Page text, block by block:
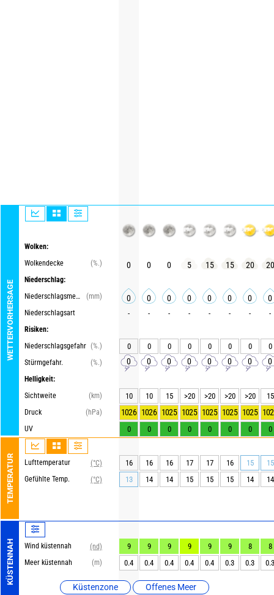
WETTERVORHERSAGE
Wolken:
Wolkendecke
(%.)
Niederschlag:
Niederschlagsmenge
(mm)
Niederschlagsart
Risiken:
Niederschlagsgefahr (%.)
Stürmgefahr.
(%.)
Helligkeit:
Sichtweite
(km)
Druck
(hPa)
UV
TEMPERATUR Lufttemperatur
(°C)
Gefühlte Temp.
(°C)
KÜSTENNAH Wind küstennah
(nd)
Meer küstennah
(m)
Küstenzone Offenes Meer
0 0 0 5 15 15 20 20
0 0 0 0 0 0 0 0
- - - - - - - -
0 0 0 0 0 0 0 0
0 0 0 0 0 0 0 0
10 10 15 >20 >20 >20 >20 15
1026 1026 1025 1025 1025 1025 1025
0 0 0 0 0 0 0 0
16 16 16 17 17 16 15
15
13
14 14 15 15 15 14 14
9 9 9 9 9 9 8
8
0.4
0.4 0.4 0.4 0.4 0.3 0.3 0.3